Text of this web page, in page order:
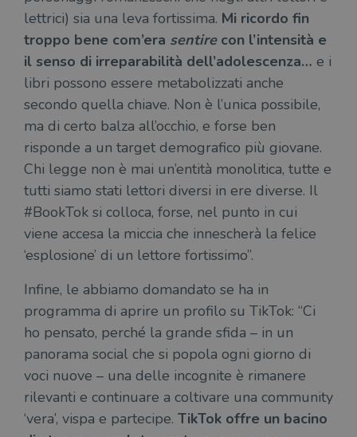
lettrici) sia una leva fortissima. Mi ricordo fin
troppo bene com’era sentirecon l’intensità e
il senso di irreparabilità dell’adolescenza… e i
libri possono essere metabolizzati anche
secondo quella chiave. Non è l’unica possibile,
ma di certo balza all’occhio, e forse ben
risponde a un target demografico più giovane.
Chi legge non è mai un’entità monolitica, tutte e
tutti siamo stati lettori diversi in ere diverse. Il
#BookTok si colloca, forse, nel punto in cui
viene accesa la miccia che innescherà la felice
‘esplosione’ di un lettore fortissimo”.
Infine, le abbiamo domandato se ha in
programma di aprire un profilo su TikTok: “Ci
ho pensato, perché la grande sfida – in un
panorama social che si popola ogni giorno di
voci nuove – una delle incognite è rimanere
rilevanti e continuare a coltivare una community
‘vera’, vispa e partecipe. TikTok offre un bacino